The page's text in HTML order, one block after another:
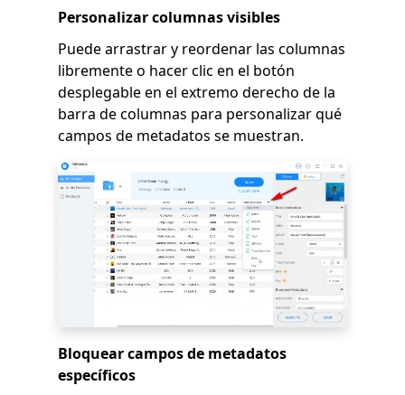
Personalizar columnas visibles
Puede arrastrar y reordenar las columnas
libremente o hacer clic en el botón
desplegable en el extremo derecho de la
barra de columnas para personalizar qué
campos de metadatos se muestran.
Bloquear campos de metadatos
específicos